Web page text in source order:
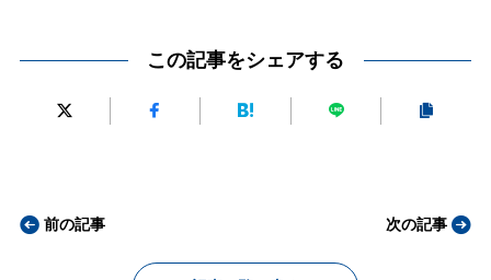
この記事をシェアする
前の記事 次の記事